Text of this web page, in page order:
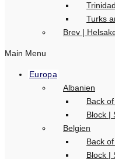
Turks
Brev |
Main Menu
Europa
Albanien
Back
Block |
Belgien
Back
Block |